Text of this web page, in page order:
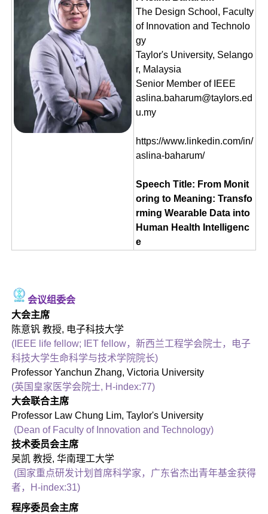
The Design School, Faculty
of Innovation and Technolo
gy
Taylor's University, Selango
r, Malaysia
Senior Member of IEEE
aslina.baharum@taylors.ed
u.my
https://www.linkedin.com/in/
aslina-baharum/
Speech Title: From Monit
oring to Meaning: Transfo
rming Wearable Data into
Human Health Intelligenc
e
会议组委会
大会主席
陈意钒 教授, 电子科技大学
(IEEE life fellow; IET fellow，新西兰工程学会院士，电子
科技大学生命科学与技术学院院长)
Professor Yanchun Zhang, Victoria University
(英国皇家医学会院士, H-index:77)
大会联合主席
Professor Law Chung Lim, Taylor's University
(Dean of Faculty of Innovation and Technology)
技术委员会主席
吴凯 教授, 华南理工大学
(国家重点研发计划首席科学家，广东省杰出青年基金获得
者，H-index:31)
程序委员会主席